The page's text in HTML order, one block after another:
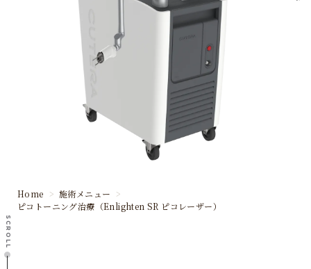
SCROLL
Home
施術メニュー
ピコトーニング治療（Enlighten SR ピコレーザー）